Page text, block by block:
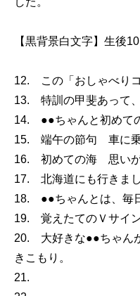
【黒背景白文字】生後
12. この「おしゃべり
13. 特訓の甲斐あって
14. ●●ちゃんと初めて
15. 端午の節句 車に乗
16. 初めての海 思いが
17. 北海道にも行きまし
18. ●●ちゃんとは、毎
19. 覚えたてのＶサイン
20. 大好きな●●ちゃん
きこもり。
21.